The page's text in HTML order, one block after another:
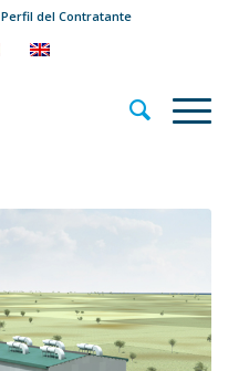
Perfil del Contratante